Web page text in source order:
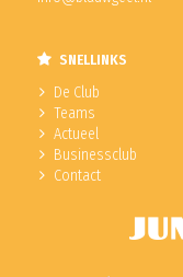
SNELLINKS
De Club
Teams
Actueel
Businessclub
Contact